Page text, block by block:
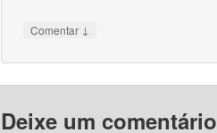
Comentar ↓
Deixe um comentário